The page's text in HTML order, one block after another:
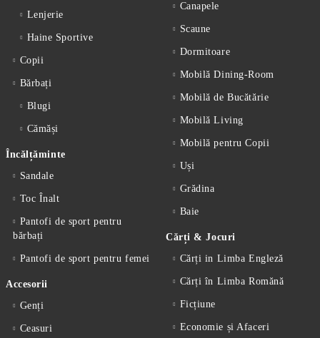
Lenjerie
Haine Sportive
Copii
Bărbați
Blugi
Cămăși
Încălțăminte
Sandale
Toc Înalt
Pantofi de sport pentru
bărbați
Pantofi de sport pentru femei
Accesorii
Genți
Ceasuri
Canapele
Scaune
Dormitoare
Mobilă Dining-Room
Mobilă de Bucătărie
Mobilă Living
Mobilă pentru Copii
Uși
Grădina
Baie
Cărți & Jocuri
Cărți in Limba Engleză
Cărți în Limba Romănă
Ficțiune
Economie și Afaceri